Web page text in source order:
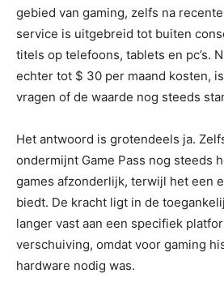
gebied van gaming, zelfs na
service is uitgebreid tot buiten
titels op telefoons, tablets en pc’s.
echter tot $ 30 per maand kosten,
vragen of de waarde nog steeds
Het antwoord is grotendeels ja.
ondermijnt Game Pass nog steeds
games afzonderlijk, terwijl het een
biedt. De kracht ligt in de
langer vast aan een specifiek
verschuiving, omdat voor gaming
hardware nodig was.